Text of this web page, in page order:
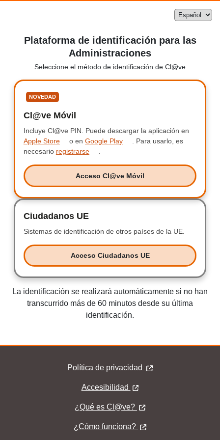
Plataforma de identificación para las
Administraciones
Seleccione el método de identificación de Cl@ve
NOVEDAD
Cl@ve Móvil
Incluye Cl@ve PIN. Incluye Clave PIN.
Puede descargar la aplicación en
Apple Store
o en Google Play . Para usarlo, es
necesario registrarse .
Acceso Cl@ve Móvil
Acceso Clave Móvil
Ciudadanos UECiudadanos UE
Sistemas de identificación de otros países de la UE.
Acceso Ciudadanos UE
Acceso Ciudadanos UE
La identificación se realizará automáticamente si no han
transcurrido más de 60 minutos desde su última
identificación.
Política de privacidad
Accesibilidad
¿Qué es Cl@ve? ¿Qué es Cl@ve?
¿Cómo funciona?